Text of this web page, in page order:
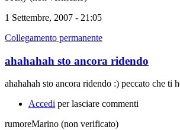
1 Settembre, 2007 - 21:05
Collegamento permanente
ahahahah sto ancora ridendo
ahahahah sto ancora ridendo :) peccato che
Accedi per lasciare commenti
rumoreMarino (non verificato)